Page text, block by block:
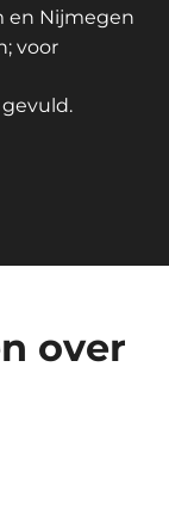
en Nijmegen
voor
over